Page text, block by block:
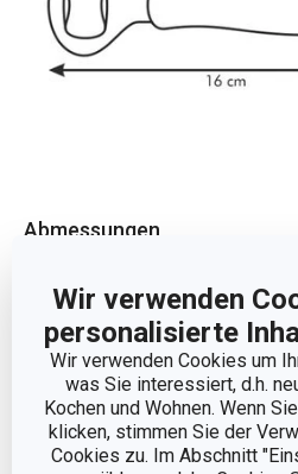
Wir verwenden
personalisierte
Wir verwenden Cookies um
was Sie interessiert, d.h.
Kochen und Wohnen. Wenn
klicken, stimmen Sie der
Cookies zu. Im Abschnitt
Abmessungen
PRODUKTLÄNGE (CM)
Andere Parameter
KATEGORIE